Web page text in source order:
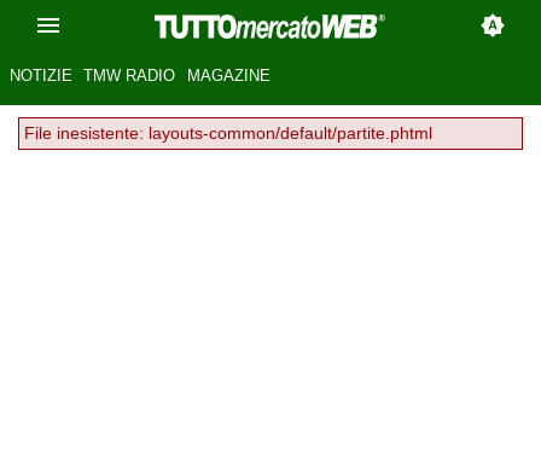
NOTIZIE TMW RADIO MAGAZINE
File inesistente: layouts-common/default/partite.phtml